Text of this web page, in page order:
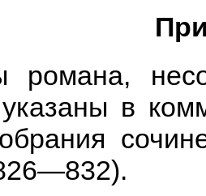
романа,
указаны в